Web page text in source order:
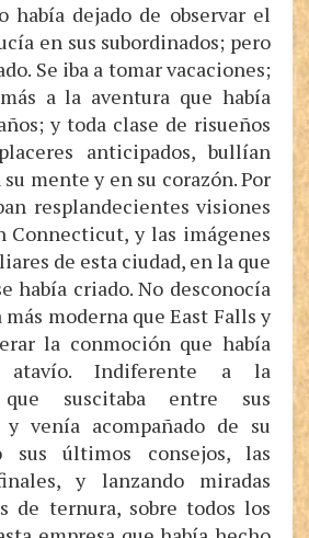
había dejado de observar el
en sus subordinados; pero
Se iba a tomar vacaciones;
a la aventura que había
y toda clase de risueños
anticipados, bullían
mente y en su corazón. Por
resplandecientes visiones
Connecticut, y las imágenes
de esta ciudad, en la que
había criado. No desconocía
moderna que East Falls y
la conmoción que había
atavío. Indiferente a la
que suscitaba entre sus
y venía acompañado de su
sus últimos consejos, las
y lanzando miradas
de ternura, sobre todos los